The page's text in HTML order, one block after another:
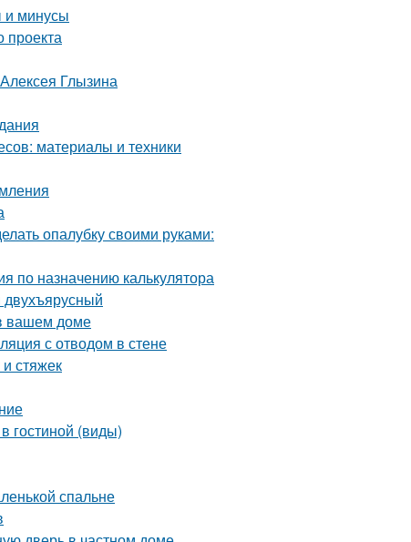
и минусы
проекта
Глызина
материалы и техники
опалубку своими руками:
по назначению калькулятора
двухъярусный
вашем доме
с отводом в стене
стяжек
гостиной (виды)
спальне